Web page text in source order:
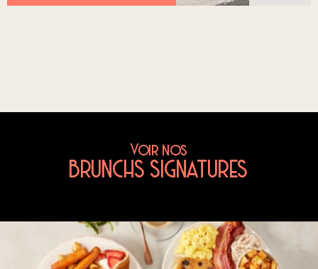
Voir nos
BRUNCHS SIGNATURES